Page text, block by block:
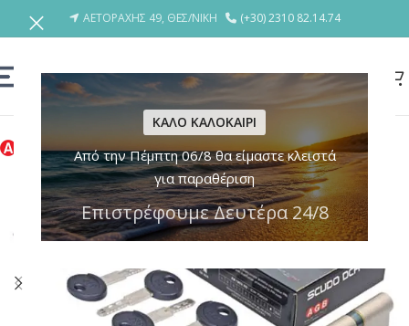
ΚΑΛΟ ΚΑΛΟΚΑΙΡΙ
Από την Πέμπτη 06/8 θα είμαστε κλειστά
για παραθέριση
Επιστρέφουμε Δευτέρα 24/8
ΑΕΤΟΡΑΧΗΣ 49, ΘΕΣ/ΝΙΚΗ (+30) 2310 82.14.74